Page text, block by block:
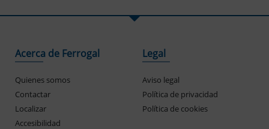
Acerca de Ferrogal
Quienes somos
Contactar
Localizar
Accesibilidad
Legal
Aviso legal
Política de privacidad
Política de cookies
tamaño del texto
del texto
espaciado del texto